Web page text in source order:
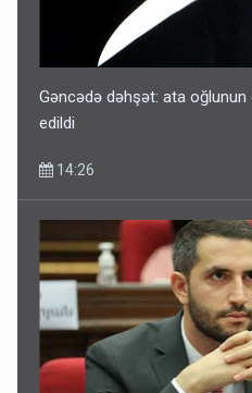
Gəncədə dəhşət: ata oğlunun
edildi
14:26